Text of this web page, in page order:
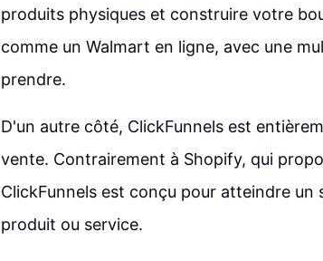
produits physiques et construire votre
comme un Walmart en ligne, avec une
prendre.
D'un autre côté, ClickFunnels est
vente. Contrairement à Shopify, qui
ClickFunnels est conçu pour atteindre
produit ou service.